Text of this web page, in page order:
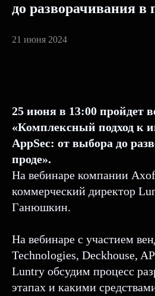
до разворачивания в
21 июня 2024
25 июня в 13:00 пройдет
«Комплексный подход к
AppSec: от выбора до
проде».
На вебинаре компании
коммерческий директор
Ганюшкин.
На вебинаре с участием
Technologies, Deckhouse,
Luntry обсудим процесс
этапах и какими